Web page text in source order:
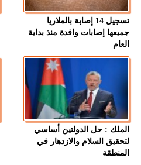
تسجيل 14 إصابة بالملاريا
جميعها إصابات وافدة منذ بداية
العام
الملك : حل الدولتين أساسي
لتحقيق السلام والازدهار في
المنطقة